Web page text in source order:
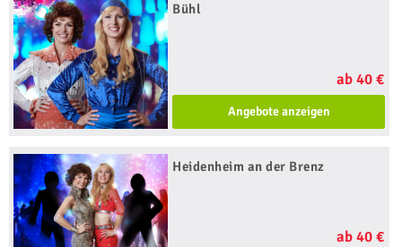
Bühl
ab 40 €
Angebote anzeigen
Heidenheim an der Brenz
ab 40 €